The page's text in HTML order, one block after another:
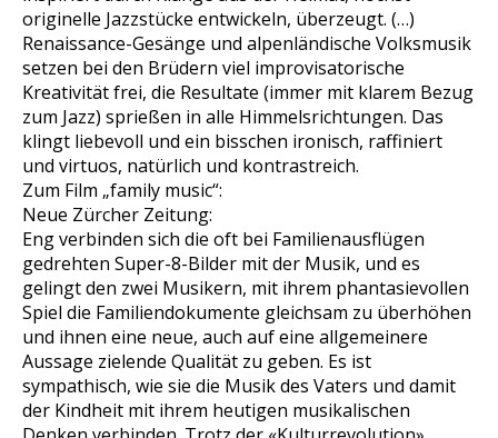
originelle Jazzstücke entwickeln, überzeugt. (…)
Renaissance-Gesänge und alpenländische Volksmusik
setzen bei den Brüdern viel improvisatorische
Kreativität frei, die Resultate (immer mit klarem Bezug
zum Jazz) sprießen in alle Himmelsrichtungen. Das
klingt liebevoll und ein bisschen ironisch, raffiniert
und virtuos, natürlich und kontrastreich.
Zum Film „family music“:
Neue Zürcher Zeitung:
Eng verbinden sich die oft bei Familienausflügen
gedrehten Super-8-Bilder mit der Musik, und es
gelingt den zwei Musikern, mit ihrem phantasievollen
Spiel die Familiendokumente gleichsam zu überhöhen
und ihnen eine neue, auch auf eine allgemeinere
Aussage zielende Qualität zu geben. Es ist
sympathisch, wie sie die Musik des Vaters und damit
der Kindheit mit ihrem heutigen musikalischen